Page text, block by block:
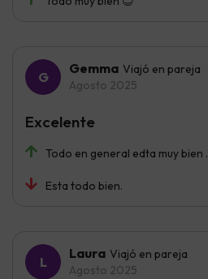
Gemma Viajó en pareja
Agosto 2025
Todo en general edta muy bien .
Esta todo bien.
Excelente
Laura Viajó en pareja
Agosto 2025